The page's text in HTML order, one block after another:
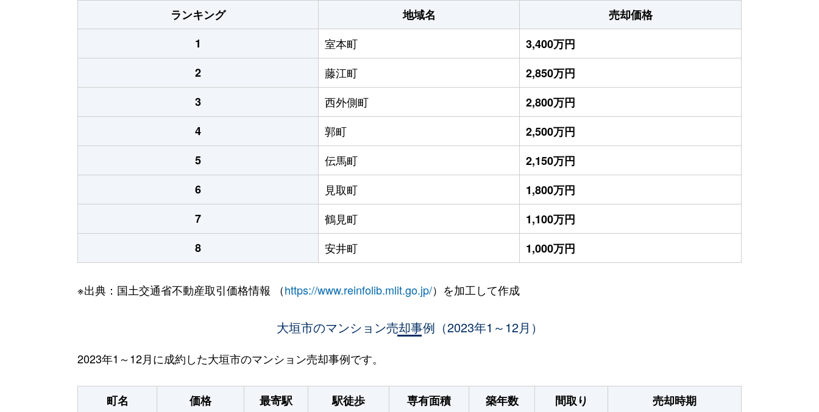
ランキング
地域名
売却価格
1
室本町
3,400万円
2
藤江町
2,850万円
3
西外側町
2,800万円
4
郭町
2,500万円
5
伝馬町
2,150万円
6
見取町
1,800万円
7
鶴見町
1,100万円
8
安井町 1,000万円
※出典：国土交通省不動産取引価格情報 （https://www.reinfolib.mlit.go.jp/）を加工して作成
大垣市のマンション売却事例（2023年1～12月）
2023年1～12月に成約した大垣市のマンション売却事例です。
町名 価格 最寄駅 駅徒歩 専有面積 築年数 間取り
売却時期